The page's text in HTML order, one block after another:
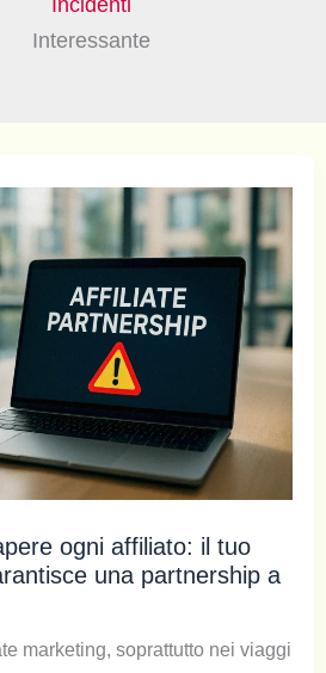
Incidenti
Interessante
ogni affiliato: il tuo
una partnership a
marketing, soprattutto nei viaggi